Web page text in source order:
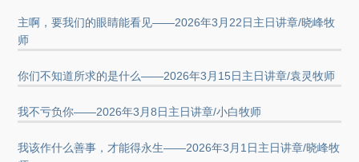
主啊，要我们的眼睛能看见——2026年3月22日主日讲章/晓峰牧
师
你们不知道所求的是什么——2026年3月15日主日讲章/袁灵牧师
我不亏负你——2026年3月8日主日讲章/小白牧师
我该作什么善事，才能得永生——2026年3月1日主日讲章/晓峰牧